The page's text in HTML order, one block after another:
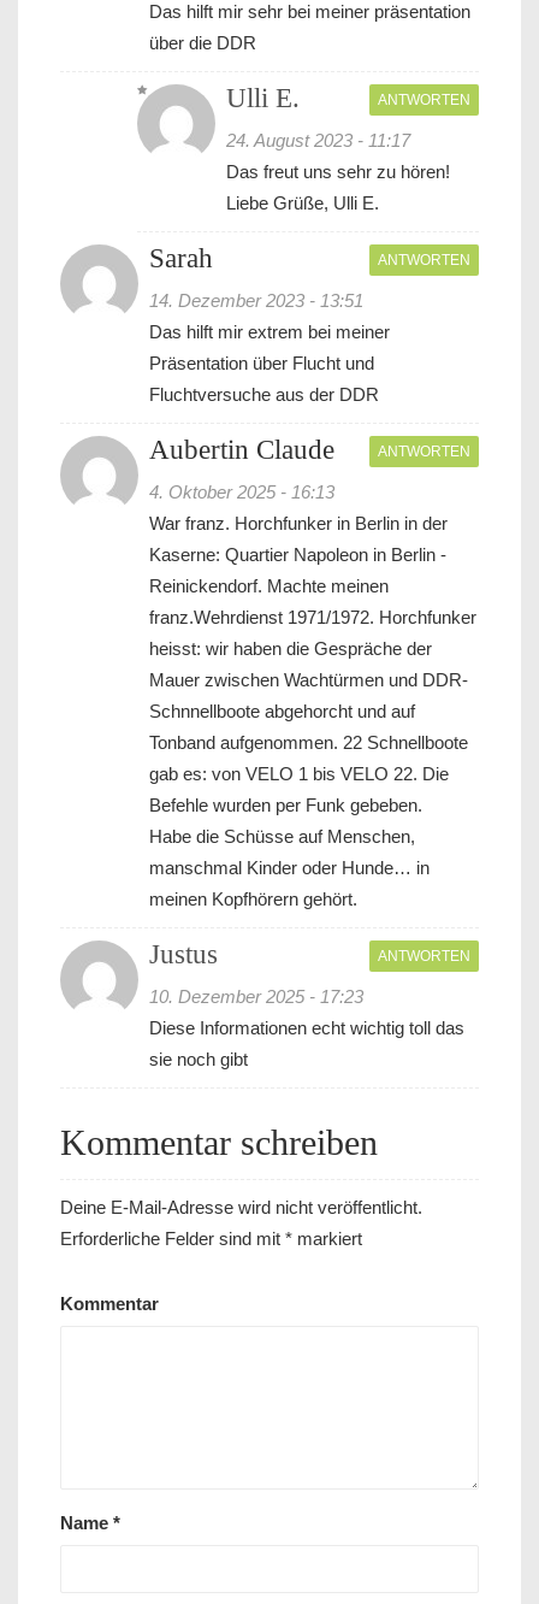
Das hilft mir sehr bei meiner präsentation
über die DDR
Ulli E.
24. August 2023 - 11:17
ANTWORTEN
Das freut uns sehr zu hören!
Liebe Grüße, Ulli E.
Sarah
14. Dezember 2023 - 13:51
ANTWORTEN
Das hilft mir extrem bei meiner
Präsentation über Flucht und
Fluchtversuche aus der DDR
Aubertin Claude
4. Oktober 2025 - 16:13
ANTWORTEN
War franz. Horchfunker in Berlin in der
Kaserne: Quartier Napoleon in Berlin -
Reinickendorf. Machte meinen
franz.Wehrdienst 1971/1972. Horchfunker
heisst: wir haben die Gespräche der
Mauer zwischen Wachtürmen und DDR-
Schnnellboote abgehorcht und auf
Tonband aufgenommen. 22 Schnellboote
gab es: von VELO 1 bis VELO 22. Die
Befehle wurden per Funk gebeben.
Habe die Schüsse auf Menschen,
manschmal Kinder oder Hunde… in
meinen Kopfhörern gehört.
Justus
10. Dezember 2025 - 17:23
ANTWORTEN
Diese Informationen echt wichtig toll das
sie noch gibt
Kommentar schreiben
Deine E-Mail-Adresse wird nicht veröffentlicht.
Erforderliche Felder sind mit * markiert
Kommentar
Name *